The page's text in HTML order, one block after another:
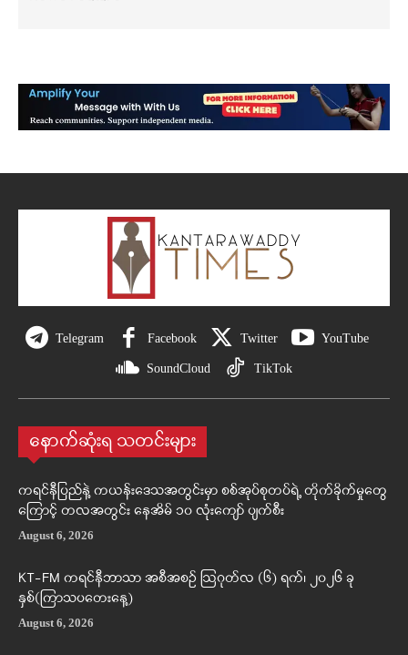
Telegram Facebook Twitter YouTube
SoundCloud TikTok
နောက်ဆုံးရ သတင်းများ
ကရင်နီပြည်နဲ့ ကယန်းဒေသအတွင်းမှာ စစ်အုပ်စုတပ်ရဲ့ တိုက်ခိုက်မှုတွေ
ကြောင့် တလအတွင်း နေအိမ် ၁၀ လုံးကျော် ပျက်စီး
August 6, 2026
KT-FM ကရင်နီဘာသာ အစီအစဉ် ဩဂုတ်လ (၆) ရက်၊ ၂၀၂၆ ခု
နှစ်(ကြာသပတေးနေ့)
August 6, 2026